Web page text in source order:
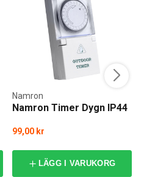
Namron Timer Dygn IP44
Namron
99,00 kr
LÄGG I VARUKORG